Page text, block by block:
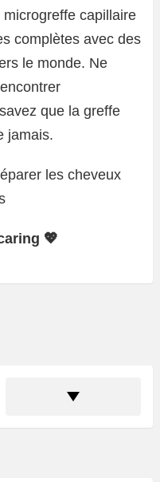
capillaire
complètes avec des
le monde. Ne
que la greffe
jamais.
les cheveux
💖